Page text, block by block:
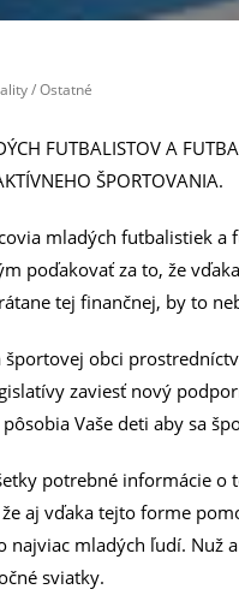
/Ostatné
FUTBALISTOV A
ŠPORTOVANIA.
mladých futbalistiek
poďakovať za to, že
tej finančnej, by to
športovej obci
zaviesť nový
Vaše deti aby sa
potrebné informácie
aj vďaka tejto forme
mladých ľudí. Nuž
sviatky.